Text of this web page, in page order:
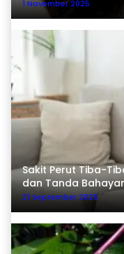
1 November 2025
Sakit Perut Tiba-
dan Tanda
21 September 2025